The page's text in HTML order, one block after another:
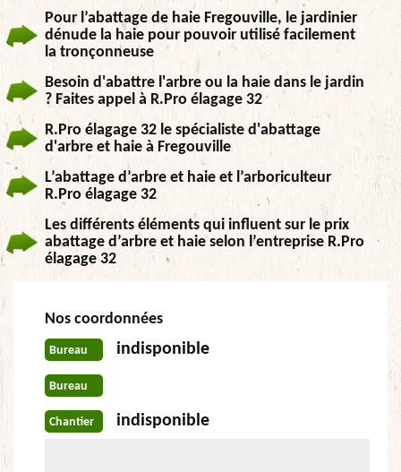
Pour l’abattage de haie Fregouville, le jardinier
dénude la haie pour pouvoir utilisé facilement
la tronçonneuse
Besoin d'abattre l'arbre ou la haie dans le jardin
? Faites appel à R.Pro élagage 32
R.Pro élagage 32 le spécialiste d'abattage
d'arbre et haie à Fregouville
L’abattage d’arbre et haie et l’arboriculteur
R.Pro élagage 32
Les différents éléments qui influent sur le prix
abattage d’arbre et haie selon l’entreprise R.Pro
élagage 32
Nos coordonnées
Bureau indisponible
Bureau
Chantier indisponible